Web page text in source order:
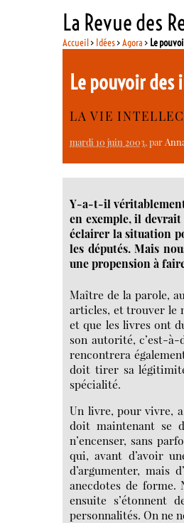
La Revue des
Accueil> Idées>Agora > Le
Le pouvoir
LA VIE
mardi 10 juin 2003, par
Y-a-t-il
en exemple, il devrait
éclairer la situation
les députés. Mais
une propension à
Maître de la parole,
articles, et trouver le
et que les livres ont
son autorité, c’est-
rencontrera
doit tirer sa
spécialité.
Un livre, pour vivre,
doit maintenant se
n’encenser, sans
qui, avant d’avoir
d’argumenter, mais
anecdotes de forme.
ensuite s’étonnent
personnalités. On ne